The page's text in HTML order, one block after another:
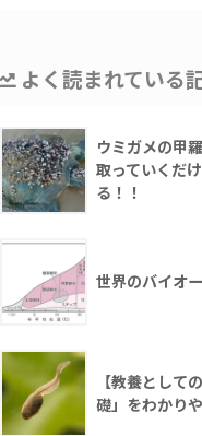
よく読まれている
ウミガメの甲
取っていくだ
る！！
世界のバイオ
【教養として
礎」をわかり